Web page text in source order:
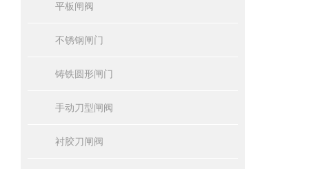
平板闸阀
不锈钢闸门
铸铁圆形闸门
手动刀型闸阀
衬胶刀闸阀